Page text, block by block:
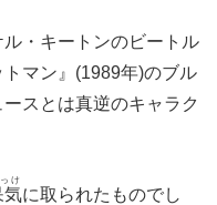
・キートンのビートル
マン』(1989年)のブル
スとは真逆のキャラク
気
け
に取られたものでし